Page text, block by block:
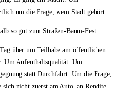
um die Frage, wem Stadt gehört.
so gut zum Straßen-Baum-Fest.
über um Teilhabe am öffentlichen
Um Aufenthaltsqualität. Um
statt Durchfahrt. Um die Frage,
sich nicht zuerst am Auto, an Rendite